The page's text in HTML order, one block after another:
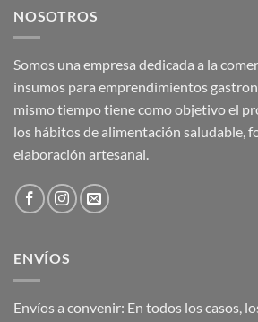
NOSOTROS
Somos una empresa dedicada a la
insumos para emprendimientos
mismo tiempo tiene como objetivo el
los hábitos de alimentación saludable,
elaboración artesanal.
ENVÍOS
Envíos a convenir: En todos los casos,